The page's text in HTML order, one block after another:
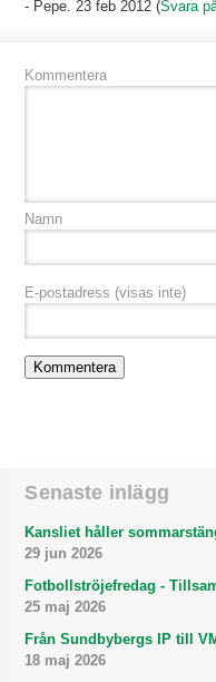
- Pepe . 23 feb 2012 (Svara
Kommentera
Namn
E-postadress (visas inte)
Senaste inlägg
Kansliet håller
29 jun 2026
Fotbollströjefredag -
25 maj 2026
Från Sundbybergs IP till
18 maj 2026